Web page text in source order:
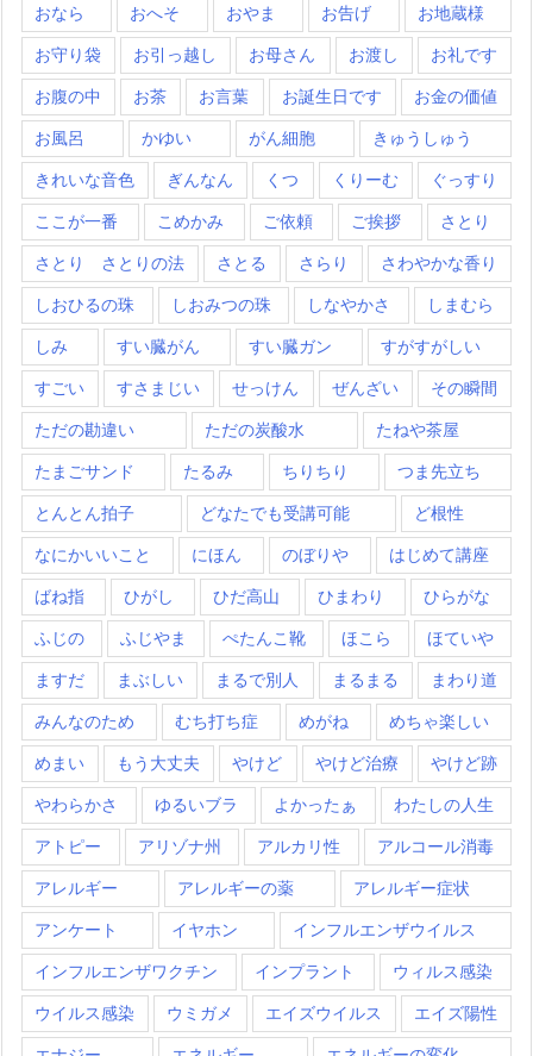
おなら おへそ おやま お告げ お地蔵様
お守り袋 お引っ越し お母さん お渡し お礼です
お腹の中 お茶 お言葉 お誕生日です お金の価値
お風呂 かゆい がん細胞 きゅうしゅう
きれいな音色 ぎんなん くつ くりーむ ぐっすり
ここが一番 こめかみ ご依頼 ご挨拶 さとり
さとり さとりの法 さとる さらり さわやかな香り
しおひるの珠 しおみつの珠 しなやかさ しまむら
しみ すい臓がん すい臓ガン すがすがしい
すごい すさまじい せっけん ぜんざい その瞬間
ただの勘違い ただの炭酸水 たねや茶屋
たまごサンド たるみ ちりちり つま先立ち
とんとん拍子 どなたでも受講可能 ど根性
なにかいいこと にほん のぼりや はじめて講座
ばね指 ひがし ひだ高山 ひまわり ひらがな
ふじの ふじやま ぺたんこ靴 ほこら ほていや
ますだ まぶしい まるで別人 まるまる まわり道
みんなのため むち打ち症 めがね めちゃ楽しい
めまい もう大丈夫 やけど やけど治療 やけど跡
やわらかさ ゆるいブラ よかったぁ わたしの人生
アトピー アリゾナ州 アルカリ性 アルコール消毒
アレルギー アレルギーの薬 アレルギー症状
アンケート イヤホン インフルエンザウイルス
インフルエンザワクチン インプラント ウィルス感染
ウイルス感染 ウミガメ エイズウイルス エイズ陽性